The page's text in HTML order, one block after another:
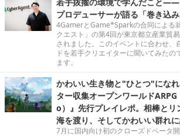
プロデューサーが語る「巻き込
4GamerとGame*Sparkの合同による
クエスト」の第4回が東京都立産業貿
されました。このイベントに合わせ、
ドを若手クリエイターに聞いてみたの
ます。
かわいい生き物と"ひとつ"にな
ター収集オープンワールド
o）』先行プレイレポ。相棒とリ
海を渡り、そしてかわいい群れ
7月に国内向け初のクローズドベータ開